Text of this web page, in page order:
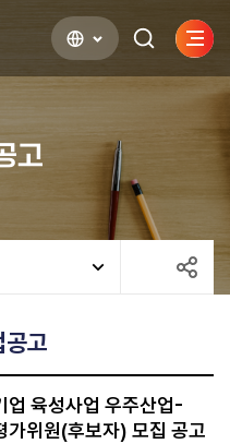
검색하기사이
열기
고
공고
육성사업 우주산업-
가위원(후보자) 모집 공고